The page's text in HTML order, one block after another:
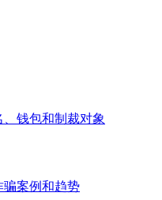
钱包和制裁对象
骗案例和趋势